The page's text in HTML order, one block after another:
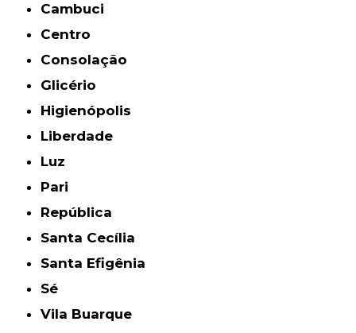
Cambuci
Centro
Consolação
Glicério
Higienópolis
Liberdade
Luz
Pari
República
Santa Cecília
Santa Efigênia
Sé
Vila Buarque